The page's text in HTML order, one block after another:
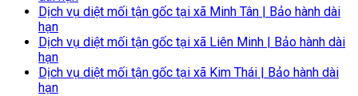
Dịch vụ diệt mối tận gốc tại xã Minh Tân | Bảo hành dài
hạn
Dịch vụ diệt mối tận gốc tại xã Liên Minh | Bảo hành dài
hạn
Dịch vụ diệt mối tận gốc tại xã Kim Thái | Bảo hành dài
hạn